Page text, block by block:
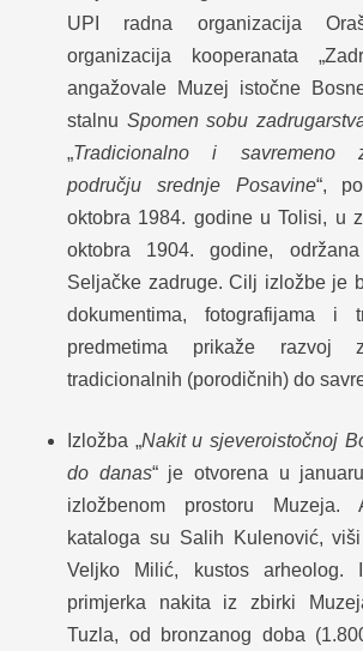
UPI radna organizacija
organizacija kooperanata
angažovale Muzej istočne
stalnu Spomen sobu
„Tradicionalno i savremeno
području srednje Posavine“,
oktobra 1984. godine u Tolisi, u
oktobra 1904. godine,
Seljačke zadruge. Cilj izložbe je
dokumentima, fotografijama i
predmetima prikaže razvoj
tradicionalnih (porodičnih) do
Izložba „Nakit u sjeveroistočnoj
do danas“ je otvorena u
izložbenom prostoru
kataloga su Salih Kulenović,
Veljko Milić, kustos arheolog.
primjerka nakita iz zbirki
Tuzla, od bronzanog doba